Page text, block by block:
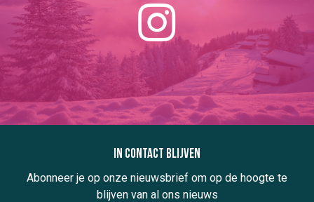
In contact blijven
Abonneer je op onze nieuwsbrief om op de hoogte te
blijven van al ons nieuws